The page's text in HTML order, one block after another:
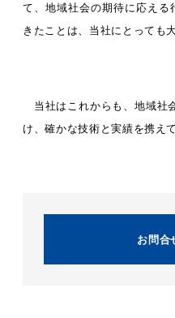
て、地域社会の期待に応え
きたことは、当社にとっても
当社はこれからも、地域社
け、確かな技術と実績を携え
お問合